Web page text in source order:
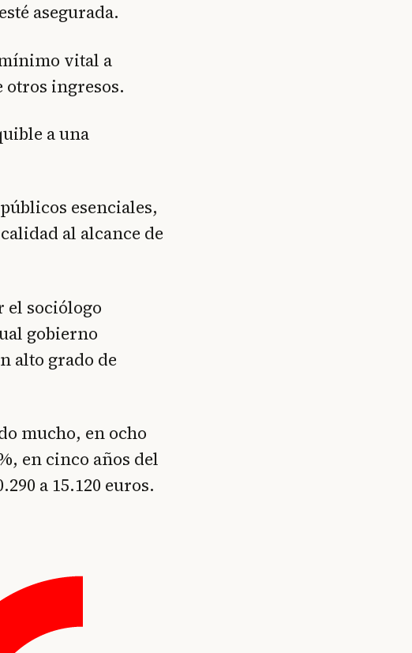
asegurada.
vital a
otros ingresos.
a una
esenciales,
al alcance de
el sociólogo
gobierno
alto grado de
mucho, en ocho
en cinco años del
a 15.120 euros.